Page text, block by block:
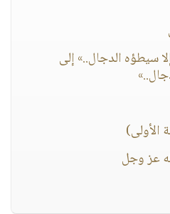
سيطؤه الدجال..» إلى
الأولى)
عز وجل